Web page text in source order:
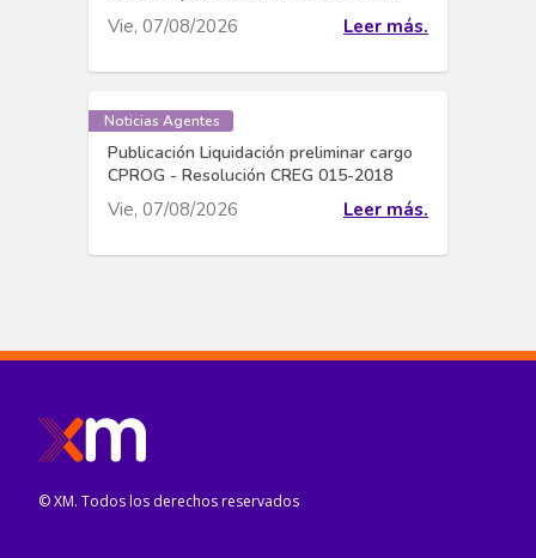
Vie, 07/08/2026 Leer más.
Noticias Agentes
Publicación Liquidación preliminar cargo
CPROG - Resolución CREG 015-2018
Vie, 07/08/2026 Leer más.
© XM. Todos los derechos reservados